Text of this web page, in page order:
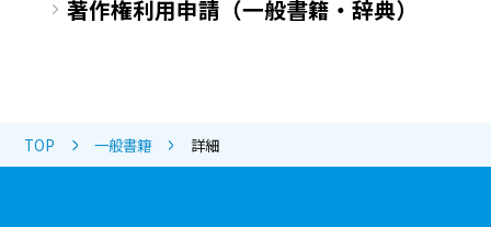
著作権利用申請（一般書籍・辞典）
TOP 一般書籍 詳細